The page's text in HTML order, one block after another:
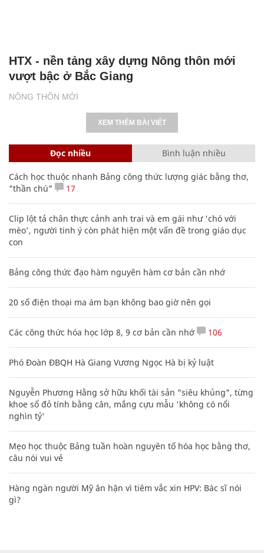
NÔNG THÔN MỚI
HTX - nền tảng xây dựng Nông thôn mới
vượt bậc ở Bắc Giang
XEM THÊM BÀI VIẾT
Đọc nhiều Bình luận nhiều
Cách học thuộc nhanh Bảng công thức lượng giác bằng thơ,
"thần chú"
17
Clip lột tả chân thực cảnh anh trai và em gái như 'chó với
mèo', người tinh ý còn phát hiện một vấn đề trong giáo dục
con
Bảng công thức đạo hàm nguyên hàm cơ bản cần nhớ
20 số điện thoại ma ám bạn không bao giờ nên gọi
Các công thức hóa học lớp 8, 9 cơ bản cần nhớ 106
Phó Đoàn ĐBQH Hà Giang Vương Ngọc Hà bị kỷ luật
Nguyễn Phương Hằng sở hữu khối tài sản "siêu khủng", từng
khoe sổ đỏ tính bằng cân, mắng cựu mẫu 'không có nổi
nghìn tỷ'
Mẹo học thuộc Bảng tuần hoàn nguyên tố hóa học bằng thơ,
câu nói vui vẻ
Hàng ngàn người Mỹ ân hận vì tiêm vắc xin HPV: Bác sĩ nói
gì?